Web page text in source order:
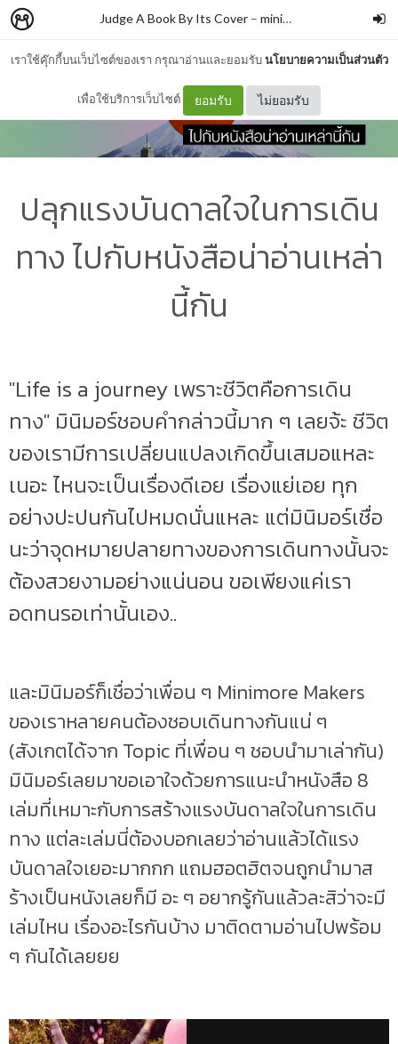
เราใช้คุ๊กกี้บนเว็บไซต์ของเรา กรุณาอ่านและยอมรับนโยบายความเป็นส่วนตัว
เพื่อใช้บริการเว็บไซต์ ยอมรับ ไม่ยอมรับ
Judge A Book By Its Cover – minimore
ปลุกแรงบันดาลใจในการเดิน
ทาง ไปกับหนังสือน่าอ่านเหล่า
นี้กัน
"Life is a journey เพราะชีวิตคือการเดิน
ทาง" มินิมอร์ชอบคำกล่าวนี้มาก ๆ เลยจ้ะ ชีวิต
ของเรามีการเปลี่ยนแปลงเกิดขึ้นเสมอแหละ
เนอะ ไหนจะเป็นเรื่องดีเอย เรื่องแย่เอย ทุก
อย่างปะปนกันไปหมดนั่นแหละ แต่มินิมอร์เชื่อ
นะว่าจุดหมายปลายทางของการเดินทางนั้นจะ
ต้องสวยงามอย่างแน่นอน ขอเพียงแค่เรา
อดทนรอเท่านั้นเอง..
และมินิมอร์ก็เชื่อว่าเพื่อน ๆ Minimore Makers
ของเราหลายคนต้องชอบเดินทางกันแน่ ๆ
(สังเกตได้จาก Topic ที่เพื่อน ๆ ชอบนำมาเล่ากัน)
มินิมอร์เลยมาขอเอาใจด้วยการแนะนำหนังสือ 8
เล่มที่เหมาะกับการสร้างแรงบันดาลใจในการเดิน
ทาง แต่ละเล่มนี่ต้องบอกเลยว่าอ่านแล้วได้แรง
บันดาลใจเยอะมากกก แถมฮอตฮิตจนถูกนำมาส
ร้างเป็นหนังเลยก็มี อะ ๆ อยากรู้กันแล้วละสิว่าจะมี
เล่มไหน เรื่องอะไรกันบ้าง มาติดตามอ่านไปพร้อม
ๆ กันได้เลยยย